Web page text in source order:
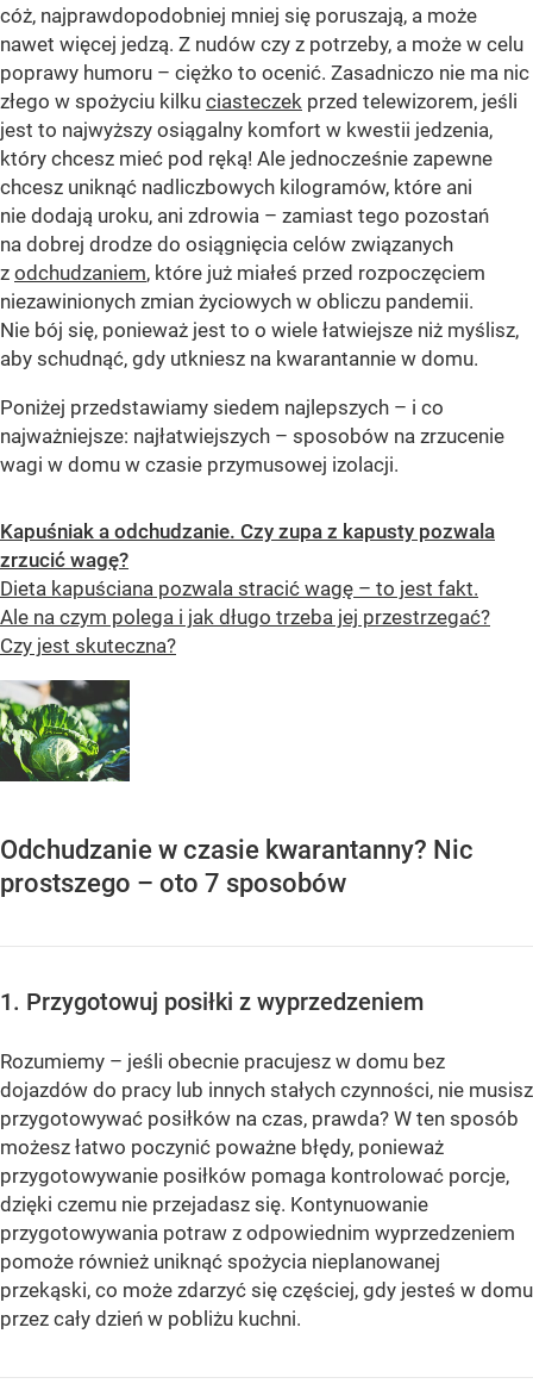
cóż, najprawdopodobniej mniej się poruszają, a może
nawet więcej jedzą. Z nudów czy z potrzeby, a może w celu
poprawy humoru – ciężko to ocenić. Zasadniczo nie ma nic
złego w spożyciu kilku ciasteczek przed telewizorem, jeśli
jest to najwyższy osiągalny komfort w kwestii jedzenia,
który chcesz mieć pod ręką! Ale jednocześnie zapewne
chcesz uniknąć nadliczbowych kilogramów, które ani
nie dodają uroku, ani zdrowia – zamiast tego pozostań
na dobrej drodze do osiągnięcia celów związanych
z odchudzaniem, które już miałeś przed rozpoczęciem
niezawinionych zmian życiowych w obliczu pandemii.
Nie bój się, ponieważ jest to o wiele łatwiejsze niż myślisz,
aby schudnąć, gdy utkniesz na kwarantannie w domu.
Poniżej przedstawiamy siedem najlepszych – i co
najważniejsze: najłatwiejszych – sposobów na zrzucenie
wagi w domu w czasie przymusowej izolacji.
Kapuśniak a odchudzanie. Czy zupa z kapusty pozwala
zrzucić wagę?
Dieta kapuściana pozwala stracić wagę – to jest fakt.
Ale na czym polega i jak długo trzeba jej przestrzegać?
Czy jest skuteczna?
Odchudzanie w czasie kwarantanny? Nic
prostszego – oto 7 sposobów
1. Przygotowuj posiłki z wyprzedzeniem
Rozumiemy – jeśli obecnie pracujesz w domu bez
dojazdów do pracy lub innych stałych czynności, nie musisz
przygotowywać posiłków na czas, prawda? W ten sposób
możesz łatwo poczynić poważne błędy, ponieważ
przygotowywanie posiłków pomaga kontrolować porcje,
dzięki czemu nie przejadasz się. Kontynuowanie
przygotowywania potraw z odpowiednim wyprzedzeniem
pomoże również uniknąć spożycia nieplanowanej
przekąski, co może zdarzyć się częściej, gdy jesteś w domu
przez cały dzień w pobliżu kuchni.